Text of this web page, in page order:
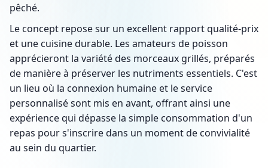
pêché.
Le concept repose sur un excellent rapport qualité-prix
et une cuisine durable. Les amateurs de poisson
apprécieront la variété des morceaux grillés, préparés
de manière à préserver les nutriments essentiels. C'est
un lieu où la connexion humaine et le service
personnalisé sont mis en avant, offrant ainsi une
expérience qui dépasse la simple consommation d'un
repas pour s'inscrire dans un moment de convivialité
au sein du quartier.